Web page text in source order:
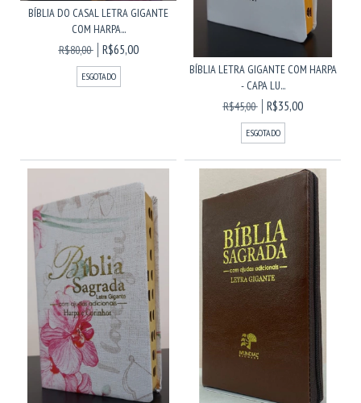
BÍBLIA DO CASAL LETRA GIGANTE
COM HARPA...
R$80,00
R$65,00
ESGOTADO
BÍBLIA LETRA GIGANTE COM HARPA
- CAPA LU...
R$45,00
R$35,00
ESGOTADO